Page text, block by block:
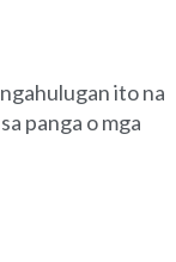
ito na
panga o mga